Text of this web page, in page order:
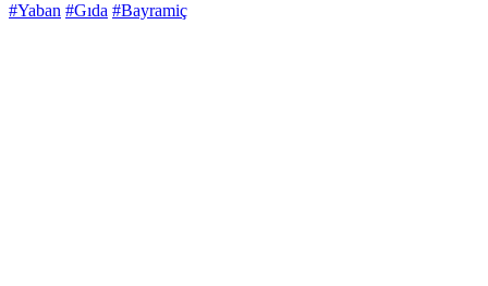
#Yaban #Gıda #Bayramiç